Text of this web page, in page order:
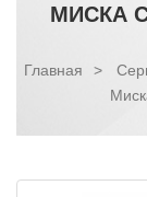
МИСКА
Главная >